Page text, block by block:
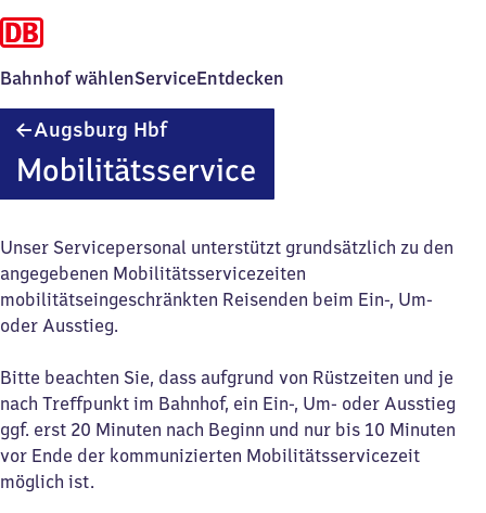
Bahnhof wählenServiceEntdecken
Augsburg HbfAugsburg
Mobilitätsservice
Unser Servicepersonal unterstützt grundsätzlich zu den
angegebenen Mobilitätsservicezeiten
mobilitätseingeschränkten Reisenden beim Ein-, Um-
oder Ausstieg.
Bitte beachten Sie, dass aufgrund von Rüstzeiten und je
nach Treffpunkt im Bahnhof, ein Ein-, Um- oder Ausstieg
ggf. erst 20 Minuten nach Beginn und nur bis 10 Minuten
vor Ende der kommunizierten Mobilitätsservicezeit
möglich ist.